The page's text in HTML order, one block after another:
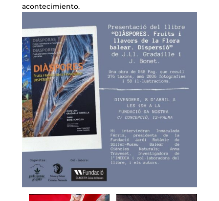
acontecimiento.